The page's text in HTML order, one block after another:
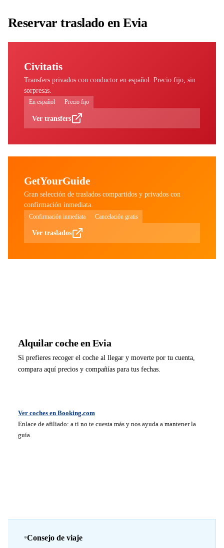
Reservar traslado en Evia
Civitatis
Transfers privados con conductor en español. Precio fijo, sin
sorpresas.
En español Precio fijo
Ver transfers
GetYourGuide
Gran selección de traslados compartidos y privados con
confirmación inmediata.
Confirmación inmediata Cancelación gratis
Ver traslados
Alquilar coche en Evia
Si prefieres recoger el coche al llegar y moverte por tu cuenta,
compara aquí precios y compañías para tus fechas.
Ver coches en Booking.com
Enlace de afiliado: a ti no te cuesta más y nos ayuda a mantener la
guía.
Consejo de viaje